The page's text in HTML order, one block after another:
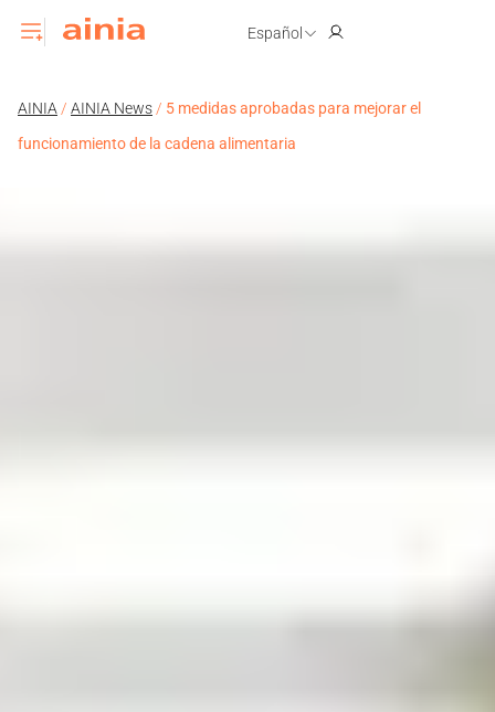
Español
AINIA / AINIA News / 5 medidas aprobadas para mejorar el
funcionamiento de la cadena alimentaria